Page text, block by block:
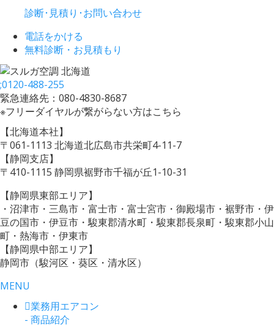
診断･見積り･お問い合わせ
電話をかける
無料診断・お見積もり
;0120-488-255
緊急連絡先：080-4830-8687
※フリーダイヤルが繋がらない方はこちら
【北海道本社】
〒061-1113 北海道北広島市共栄町4-11-7
【静岡支店】
〒410-1115 静岡県裾野市千福が丘1-10-31
【静岡県東部エリア】
・沼津市・三島市・富士市・富士宮市・御殿場市・裾野市・伊
豆の国市・伊豆市・駿東郡清水町・駿東郡長泉町・駿東郡小山
町・熱海市・伊東市
【静岡県中部エリア】
静岡市（駿河区・葵区・清水区）
MENU
業務用エアコン
- 商品紹介